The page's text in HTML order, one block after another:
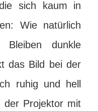
sich kaum in
Wie natürlich
Bleiben dunkle
das Bild bei der
ruhig und hell
der Projektor mit